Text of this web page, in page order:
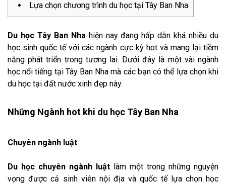
Lựa chọn chương trình du học tại Tây Ban Nha
Du học Tây Ban Nhahiện nay đang hấp dẫn khá nhiều du
học sinh quốc tế với các ngành cực kỳ hot và mang lại tiềm
năng phát triển trong tương lai. Dưới đây là một vài ngành
học nổi tiếng tại Tây Ban Nha mà các bạn có thể lựa chọn khi
du học tại đất nước xinh đẹp này.
Những Ngành hot khi du học Tây Ban Nha
Chuyên ngành luật
Du học chuyên ngành luật làm một trong những nguyện
vọng được cả sinh viên nội địa và quốc tế lựa chọn học